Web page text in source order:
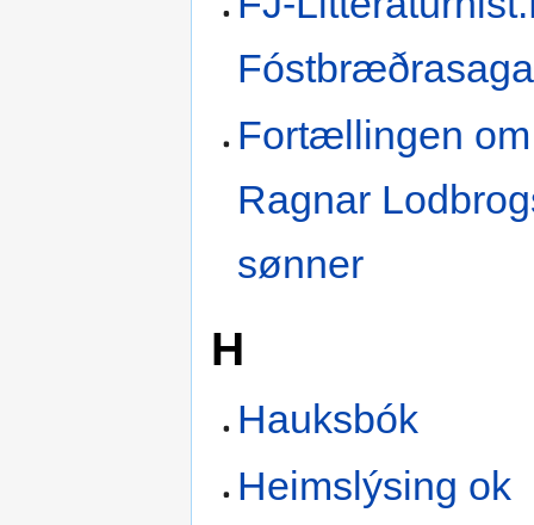
Fóstbræðrasaga
Fortællingen om
Ragnar
sønner
H
Hauksbók
Heimslýsing ok